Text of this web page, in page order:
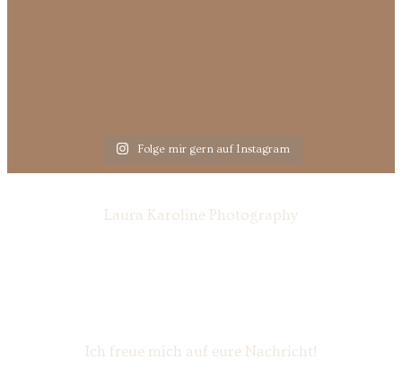
Folge mir gern auf Instagram
Laura Karoline Photography
Ich freue mich auf eure Nachricht!